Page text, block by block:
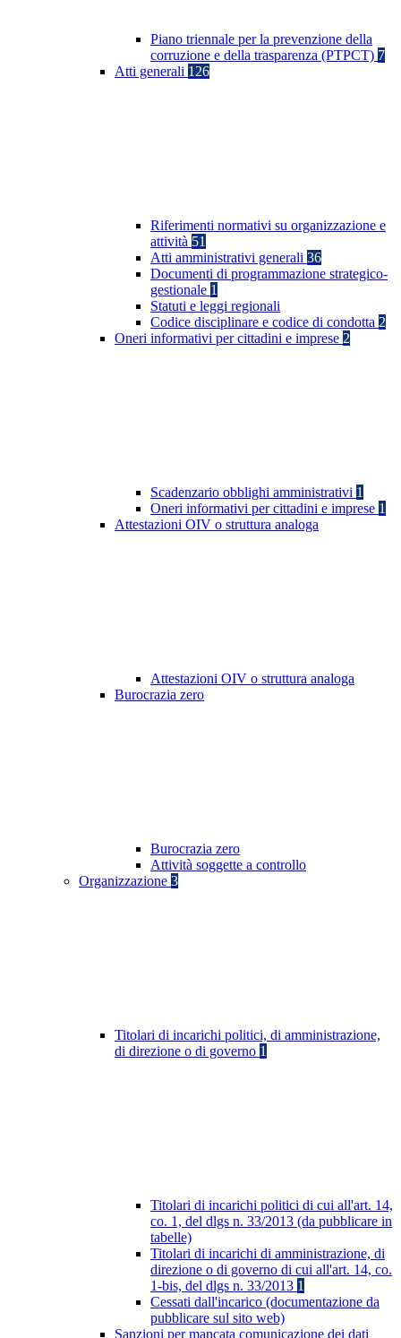
Piano triennale per la prevenzione della
corruzione e della trasparenza (PTPCT) 7
Atti generali 126
Riferimenti normativi su organizzazione e
attività 51
Atti amministrativi generali 36
Documenti di programmazione strategico-
gestionale 1
Statuti e leggi regionali
Codice disciplinare e codice di condotta 2
Oneri informativi per cittadini e imprese 2
Scadenzario obblighi amministrativi 1
Oneri informativi per cittadini e imprese 1
Attestazioni OIV o struttura analoga
Attestazioni OIV o struttura analoga
Burocrazia zero
Burocrazia zero
Attività soggette a controllo
Organizzazione 3
Titolari di incarichi politici, di amministrazione,
di direzione o di governo 1
Titolari di incarichi politici di cui all'art. 14,
co. 1, del dlgs n. 33/2013 (da pubblicare in
tabelle)
Titolari di incarichi di amministrazione, di
direzione o di governo di cui all'art. 14, co.
1-bis, del dlgs n. 33/2013 1
Cessati dall'incarico (documentazione da
pubblicare sul sito web)
Sanzioni per mancata comunicazione dei dati